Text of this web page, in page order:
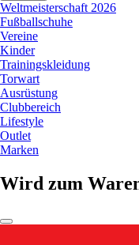
Weltmeisterschaft 2026
Fußballschuhe
Vereine
Kinder
Trainingskleidung
Torwart
Ausrüstung
Clubbereich
Lifestyle
Outlet
Marken
Wird zum